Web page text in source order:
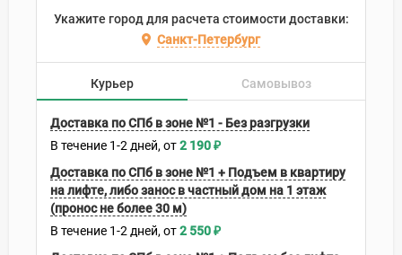
Укажите город для расчета стоимости доставки:
Санкт-Петербург
Курьер Самовывоз
Доставка по СПб в зоне №1 - Без разгрузки
В течение 1-2 дней 2 190₽
Доставка по СПб в зоне №1 + Подъем в квартиру
на лифте, либо занос в частный дом на 1 этаж
(пронос не более 30 м)
В течение 1-2 дней 2 550₽